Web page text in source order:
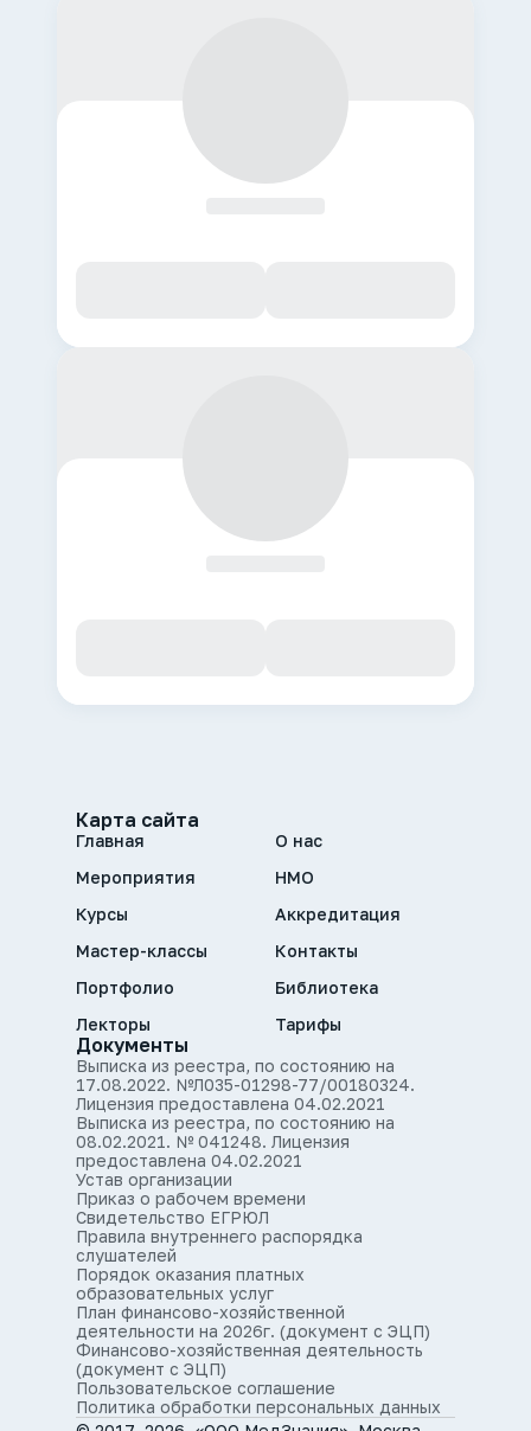
Карта сайта
Главная
Мероприятия
Курсы
Мастер-классы
Портфолио
Лекторы
О нас
НМО
Аккредитация
Контакты
Библиотека
Тарифы
Документы
Выписка из реестра, по состоянию на
17.08.2022. №Л035-01298-77/00180324.
Лицензия предоставлена 04.02.2021
Выписка из реестра, по состоянию на
08.02.2021. № 041248. Лицензия
предоставлена 04.02.2021
Устав организации
Приказ о рабочем времени
Свидетельство ЕГРЮЛ
Правила внутреннего распорядка
слушателей
Порядок оказания платных
образовательных услуг
План финансово-хозяйственной
деятельности на 2026г. (документ с ЭЦП)
Финансово-хозяйственная деятельность
(документ с ЭЦП)
Пользовательское соглашение
Политика обработки персональных данных